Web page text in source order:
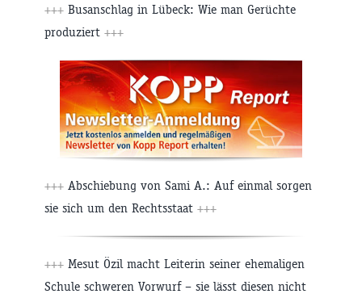
+++ Busanschlag in Lübeck: Wie man Gerüchte
produziert +++
+++ Abschiebung von Sami A.: Auf einmal sorgen
sie sich um den Rechtsstaat +++
+++ Mesut Özil macht Leiterin seiner ehemaligen
Schule schweren Vorwurf – sie lässt diesen nicht